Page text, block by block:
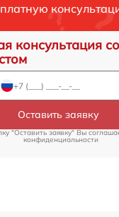
консультация со
Оставить заявку
"Оставить заявку" Вы
конфиденциальности